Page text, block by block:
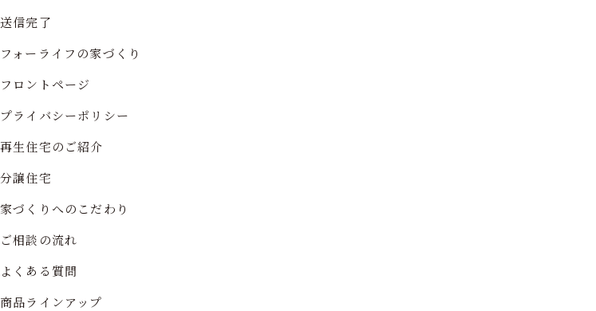
送信完了
フォーライフの家づくり
フロントページ
プライバシーポリシー
再生住宅のご紹介
分譲住宅
家づくりへのこだわり
ご相談の流れ
よくある質問
商品ラインアップ